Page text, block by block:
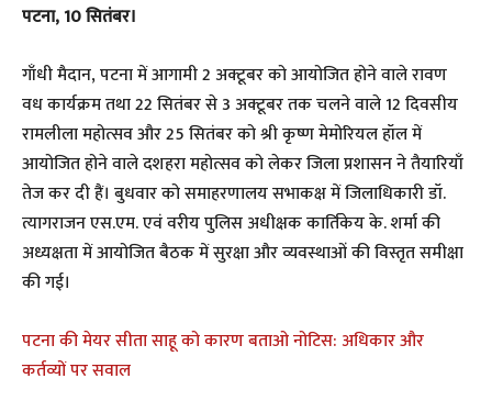
पटना, 10 सितंबर।
गाँधी मैदान, पटना में आगामी 2 अक्टूबर को आयोजित होने वाले रावण
वध कार्यक्रम तथा 22 सितंबर से 3 अक्टूबर तक चलने वाले 12 दिवसीय
रामलीला महोत्सव और 25 सितंबर को श्री कृष्ण मेमोरियल हॉल में
आयोजित होने वाले दशहरा महोत्सव को लेकर जिला प्रशासन ने तैयारियाँ
तेज कर दी हैं। बुधवार को समाहरणालय सभाकक्ष में जिलाधिकारी डॉ.
त्यागराजन एस.एम. एवं वरीय पुलिस अधीक्षक कार्तिकेय के. शर्मा की
अध्यक्षता में आयोजित बैठक में सुरक्षा और व्यवस्थाओं की विस्तृत समीक्षा
की गई।
पटना की मेयर सीता साहू को कारण बताओ नोटिस: अधिकार और
कर्तव्यों पर सवाल